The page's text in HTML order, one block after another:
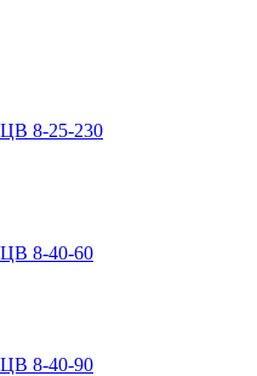
8-25-230
8-40-60
8-40-90